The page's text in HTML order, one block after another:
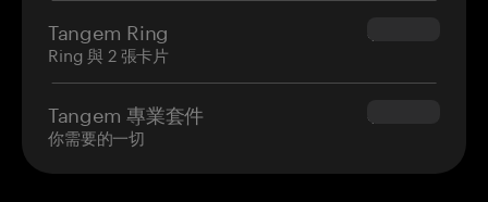
Tangem Ring
Ring 與 2 張卡片
$160.00
Tangem 專業套件
你需要的一切
$180.00